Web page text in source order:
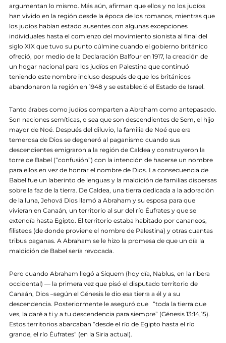
argumentan lo mismo. Más aún, afirman que ellos y no los judíos
han vivido en la región desde la época de los romanos, mientras que
los judíos habían estado ausentes con algunas excepciones
individuales hasta el comienzo del movimiento sionista al final del
siglo XIX que tuvo su punto cúlmine cuando el gobierno británico
ofreció, por medio de la Declaración Balfour en 1917, la creación de
un hogar nacional para los judíos en Palestina que continuó
teniendo este nombre incluso después de que los británicos
abandonaron la región en 1948 y se estableció el Estado de Israel.
Tanto árabes como judíos comparten a Abraham como antepasado.
Son naciones semíticas, o sea que son descendientes de Sem, el hijo
mayor de Noé. Después del diluvio, la familia de Noé que era
temerosa de Dios se degeneró al paganismo cuando sus
descendientes emigraron a la región de Caldea y construyeron la
torre de Babel (“confusión”) con la intención de hacerse un nombre
para ellos en vez de honrar el nombre de Dios. La consecuencia de
Babel fue un laberinto de lenguas y la maldición de familias dispersas
sobre la faz de la tierra. De Caldea, una tierra dedicada a la adoración
de la luna, Jehová Dios llamó a Abraham y su esposa para que
vivieran en Canaán, un territorio al sur del río Éufrates y que se
extendía hasta Egipto. El territorio estaba habitado por cananeos,
filisteos (de donde proviene el nombre de Palestina) y otras cuantas
tribus paganas. A Abraham se le hizo la promesa de que un día la
maldición de Babel sería revocada.
Pero cuando Abraham llegó a Siquem (hoy día, Nablus, en la ribera
occidental) — la primera vez que pisó el disputado territorio de
Canaán, Dios –según el Génesis le dio esa tierra a él y a su
descendencia. Posteriormente le aseguró que “toda la tierra que
ves, la daré a ti y a tu descendencia para siempre” (Génesis 13:14,15).
Estos territorios abarcaban “desde el río de Egipto hasta el río
grande, el río Éufrates” (en la Siria actual).